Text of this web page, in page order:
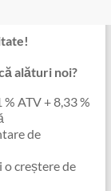
alături noi?
ATV + 8,33 %
de
creștere de